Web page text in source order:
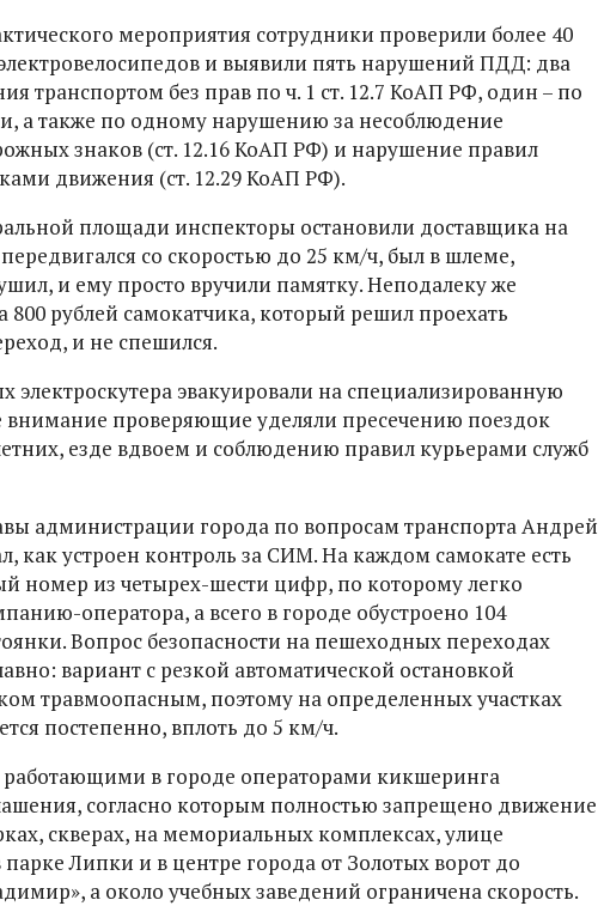
мероприятия сотрудники проверили более 40
и выявили пять нарушений ПДД: два
транспортом без прав по ч. 1 ст. 12.7 КоАП РФ, один – по
а также по одному нарушению за несоблюдение
знаков (ст. 12.16 КоАП РФ) и нарушение правил
движения (ст. 12.29 КоАП РФ).
площади инспекторы остановили доставщика на
со скоростью до 25 км/ч, был в шлеме,
и ему просто вручили памятку. Неподалеку же
800 рублей самокатчика, который решил проехать
и не спешился.
эвакуировали на специализированную
внимание проверяющие уделяли пресечению поездок
езде вдвоем и соблюдению правил курьерами служб
администрации города по вопросам транспорта Андрей
как устроен контроль за СИМ. На каждом самокате есть
номер из четырех-шести цифр, по которому легко
оператора, а всего в городе обустроено 104
Вопрос безопасности на пешеходных переходах
вариант с резкой автоматической остановкой
травмоопасным, поэтому на определенных участках
постепенно, вплоть до 5 км/ч.
работающими в городе операторами кикшеринга
согласно которым полностью запрещено движение
скверах, на мемориальных комплексах, улице
парке Липки и в центре города от Золотых ворот до
а около учебных заведений ограничена скорость.